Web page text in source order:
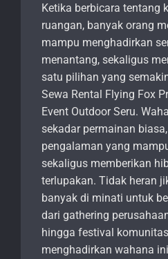
Ketika berbicara tentang
ruangan, banyak orang
mampu menghadirkan
menantang, sekaligus
satu pilihan yang
Sewa Rental Flying Fox
Event Outdoor Seru.
sekadar permainan
pengalaman yang
sekaligus memberikan
terlupakan. Tidak heran
banyak di minati untuk
dari gathering
hingga festival
menghadirkan wahana